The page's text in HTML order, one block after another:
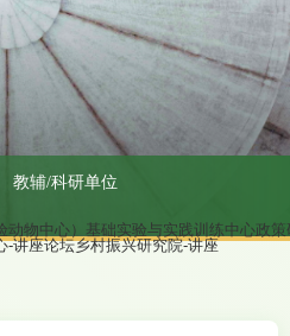
教辅/科研单位
物中心） 基础实验与实践训练中心政
-讲座论坛乡村振兴研究院-讲座